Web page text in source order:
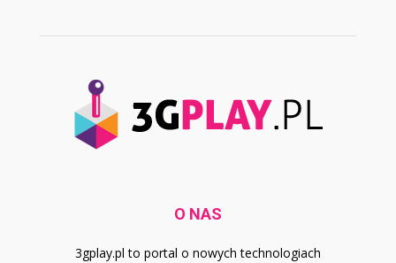
O NAS
3gplay.pl to portal o nowych technologiach